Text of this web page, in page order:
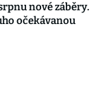
nové záběry.
očekávanou